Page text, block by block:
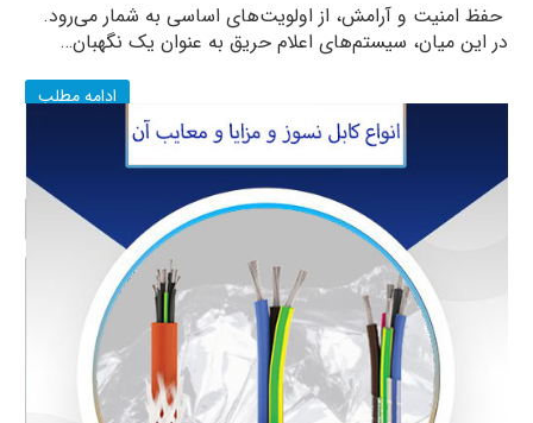
حفظ امنیت و آرامش، از اولویت‌های اساسی به شمار می‌رود.
در این میان، سیستم‌های اعلام حریق به عنوان یک نگهبان…
ادامه مطلب